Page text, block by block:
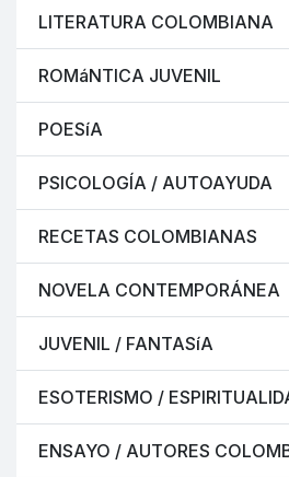
LITERATURA COLOMBIANA
ROMáNTICA JUVENIL
POESíA
PSICOLOGÍA / AUTOAYUDA
RECETAS COLOMBIANAS
NOVELA CONTEMPORÁNEA
JUVENIL / FANTASíA
ESOTERISMO /
ENSAYO / AUTORES